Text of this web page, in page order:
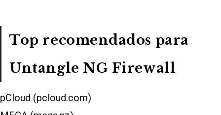
Top recomendados para
Untangle NG Firewall
pCloud (pcloud.com)